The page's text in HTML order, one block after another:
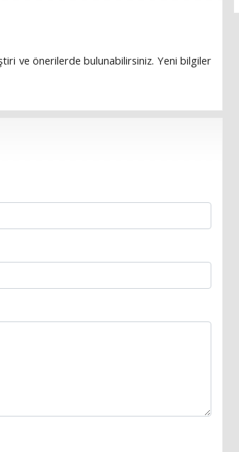
ve önerilerde bulunabilirsiniz. Yeni bilgiler